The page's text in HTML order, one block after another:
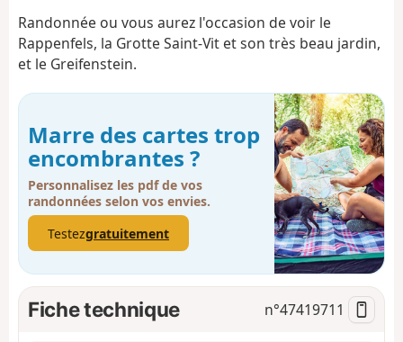
g
i
o
n
Randonnée ou vous aurez l'occasion de voir le
Rappenfels, la Grotte Saint-Vit et son très beau jardin,
et le Greifenstein.
Marre des cartes trop
encombrantes ?
Personnalisez les pdf de vos
randonnées selon vos envies.
Testezgratuitement
Fiche technique n°47419711